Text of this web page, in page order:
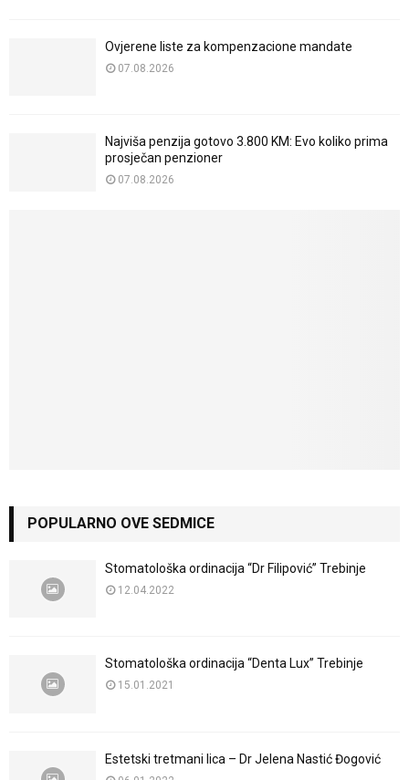
Ovjerene liste za kompenzacione mandate
07.08.2026
Najviša penzija gotovo 3.800 KM: Evo koliko prima
prosječan penzioner
07.08.2026
POPULARNO OVE SEDMICE
Stomatološka ordinacija “Dr Filipović” Trebinje
12.04.2022
Stomatološka ordinacija “Denta Lux” Trebinje
15.01.2021
Estetski tretmani lica – Dr Jelena Nastić Đogović